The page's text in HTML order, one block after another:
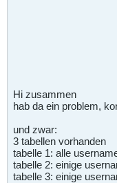
Hi zusammen
hab da ein problem,
und zwar:
3 tabellen vorhanden
tabelle 1: alle
tabelle 2: einige
tabelle 3: einige